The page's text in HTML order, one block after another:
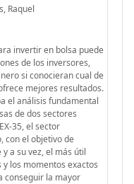
Raquel
invertir en bolsa puede
de los inversores,
si conocieran cual de
mejores resultados.
el análisis fundamental
de dos sectores
35, el sector
con el objetivo de
a su vez, el más útil
los momentos exactos
conseguir la mayor